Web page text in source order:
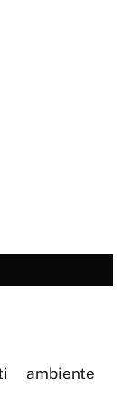
ambiente